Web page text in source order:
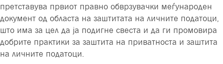
претставува првиот правно обврзувачки меѓународен
документ од областа на заштитата на личните податоци,
што има за цел да ја подигне свеста и да ги промовира
добрите практики за заштита на приватноста и заштита
на личните податоци.